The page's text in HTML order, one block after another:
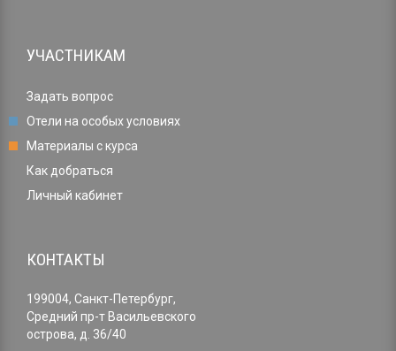
УЧАСТНИКАМ
Задать вопрос
Отели на особых условиях
Материалы с курса
Как добраться
Личный кабинет
КОНТАКТЫ
199004, Санкт-Петербург,
Средний пр-т Васильевского
острова, д. 36/40